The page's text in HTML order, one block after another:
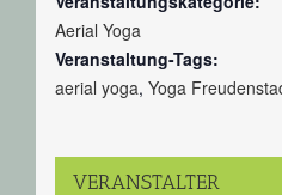
Aerial Yoga
Veranstaltung-Tags:
aerial yoga, Yoga
VERANSTALTER